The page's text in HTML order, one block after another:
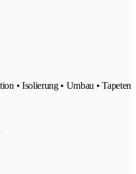
• Isolierung • Umbau • Tapeten